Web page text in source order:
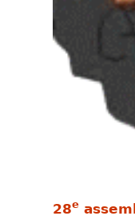
28e